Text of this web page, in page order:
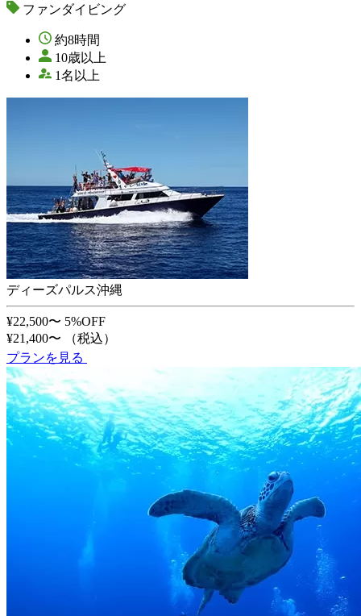
ファンダイビング
約8時間
10歳以上
1名以上
ディーズパルス沖縄
¥22,500〜 5%OFF
¥21,400〜
（税込）
プランを見る